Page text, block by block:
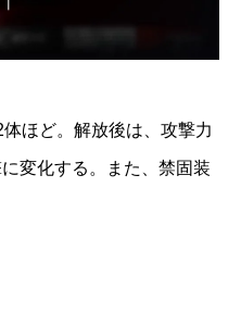
ほど。解放後は、攻撃力
変化する。また、禁固装